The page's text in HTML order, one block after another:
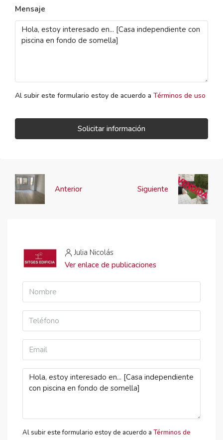
Mensaje
Al subir este formulario estoy de acuerdo a Términos de uso
Solicitar información
Anterior Siguiente
Julia Nicolás
Ver enlace de publicaciones
Al subir este formulario estoy de acuerdo a Términos de